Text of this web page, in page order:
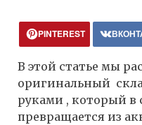
PINTEREST
В этой статье мы
оригинальный
руками , который
превращается из